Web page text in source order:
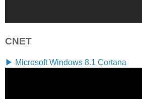
CNET
▶ Microsoft Windows 8.1 Cortana